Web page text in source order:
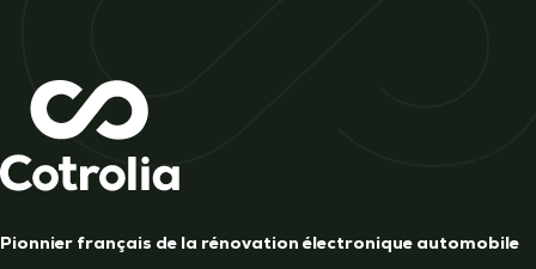
Pionnier français de la rénovation électronique automobile